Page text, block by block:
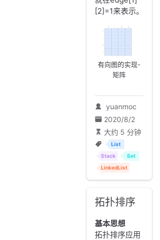
[2]=1来表示。
有向图的实现-
矩阵
yuanmoc
2020/8/2
大约 5 分钟
List
Stack
Set
LinkedList
拓扑排序
基本思想
拓扑排序应用